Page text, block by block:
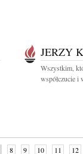
JERZY
Wszystkim,
współczucie i
8 9 10 11 12